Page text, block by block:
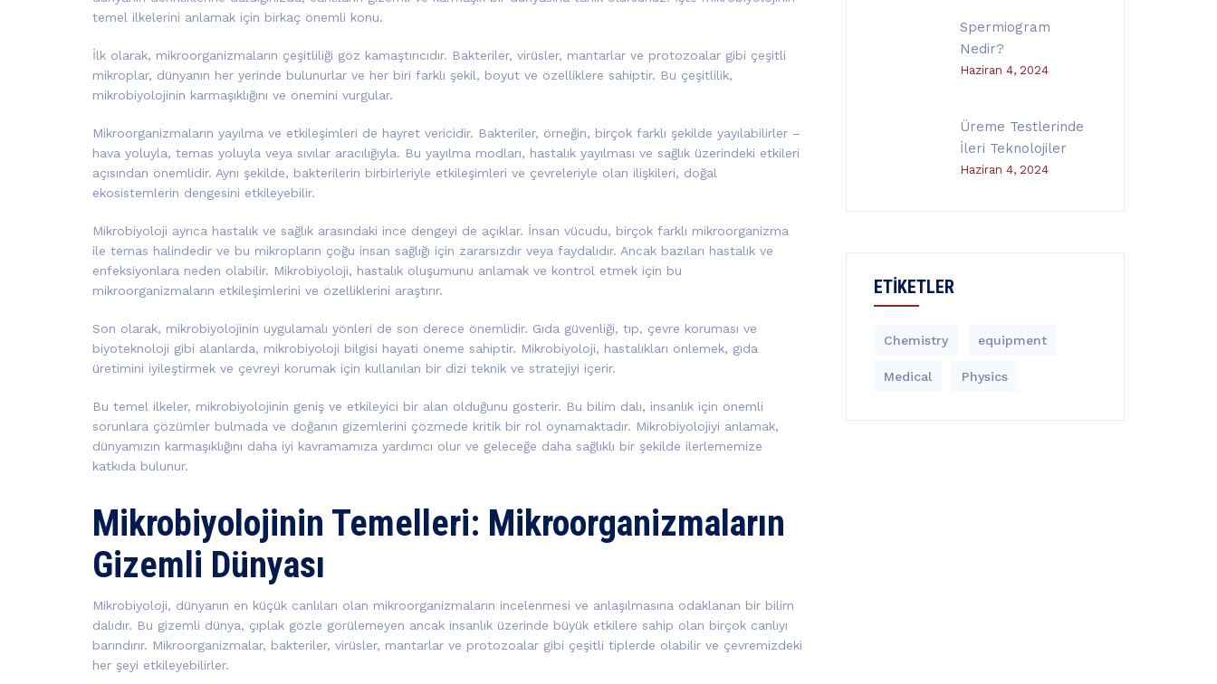
temel ilkelerini anlamak için birkaç önemli konu.
İlk olarak, mikroorganizmaların çeşitliliği göz kamaştırıcıdır. Bakteriler, virüsler, mantarlar ve protozoalar gibi çeşitli
mikroplar, dünyanın her yerinde bulunurlar ve her biri farklı şekil, boyut ve özelliklere sahiptir. Bu çeşitlilik,
mikrobiyolojinin karmaşıklığını ve önemini vurgular.
Mikroorganizmaların yayılma ve etkileşimleri de hayret vericidir. Bakteriler, örneğin, birçok farklı şekilde yayılabilirler –
hava yoluyla, temas yoluyla veya sıvılar aracılığıyla. Bu yayılma modları, hastalık yayılması ve sağlık üzerindeki etkileri
açısından önemlidir. Aynı şekilde, bakterilerin birbirleriyle etkileşimleri ve çevreleriyle olan ilişkileri, doğal
ekosistemlerin dengesini etkileyebilir.
Mikrobiyoloji ayrıca hastalık ve sağlık arasındaki ince dengeyi de açıklar. İnsan vücudu, birçok farklı mikroorganizma
ile temas halindedir ve bu mikropların çoğu insan sağlığı için zararsızdır veya faydalıdır. Ancak bazıları hastalık ve
enfeksiyonlara neden olabilir. Mikrobiyoloji, hastalık oluşumunu anlamak ve kontrol etmek için bu
mikroorganizmaların etkileşimlerini ve özelliklerini araştırır.
Son olarak, mikrobiyolojinin uygulamalı yönleri de son derece önemlidir. Gıda güvenliği, tıp, çevre koruması ve
biyoteknoloji gibi alanlarda, mikrobiyoloji bilgisi hayati öneme sahiptir. Mikrobiyoloji, hastalıkları önlemek, gıda
üretimini iyileştirmek ve çevreyi korumak için kullanılan bir dizi teknik ve stratejiyi içerir.
Bu temel ilkeler, mikrobiyolojinin geniş ve etkileyici bir alan olduğunu gösterir. Bu bilim dalı, insanlık için önemli
sorunlara çözümler bulmada ve doğanın gizemlerini çözmede kritik bir rol oynamaktadır. Mikrobiyolojiyi anlamak,
dünyamızın karmaşıklığını daha iyi kavramamıza yardımcı olur ve geleceğe daha sağlıklı bir şekilde ilerlememize
katkıda bulunur.
Mikrobiyolojinin Temelleri: Mikroorganizmaların
Gizemli Dünyası
Mikrobiyoloji, dünyanın en küçük canlıları olan mikroorganizmaların incelenmesi ve anlaşılmasına odaklanan bir bilim
dalıdır. Bu gizemli dünya, çıplak gözle görülemeyen ancak insanlık üzerinde büyük etkilere sahip olan birçok canlıyı
barındırır. Mikroorganizmalar, bakteriler, virüsler, mantarlar ve protozoalar gibi çeşitli tiplerde olabilir ve çevremizdeki
her şeyi etkileyebilirler.
Spermiogram
Nedir?
Haziran 4, 2024
Üreme Testlerinde
İleri Teknolojiler
Haziran 4, 2024
ETIKETLER
Chemistry equipment‎
Medical Physics